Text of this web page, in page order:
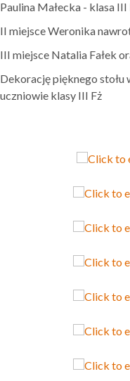
Kontakt
Paulina Małecka - klasa III
II miejsce Weronika
III miejsce Natalia Fałek
Dekorację pięknego
uczniowie klasy III Fż